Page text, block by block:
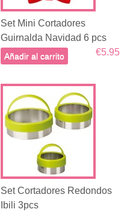
Set Mini Cortadores
Guirnalda Navidad 6 pcs
€5.95
Añadir al carrito
Set Cortadores Redondos
Ibili 3pcs